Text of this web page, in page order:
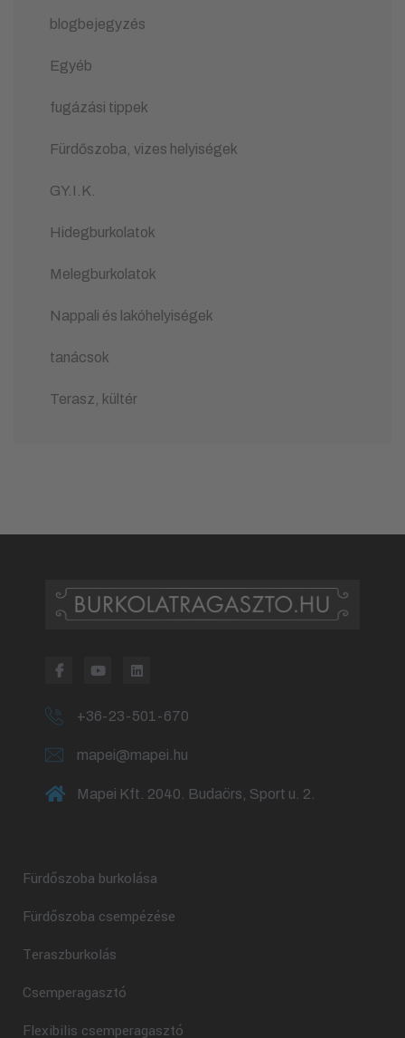
blogbejegyzés
Egyéb
fugázási tippek
Fürdőszoba, vizes helyiségek
GY.I.K.
Hidegburkolatok
Melegburkolatok
Nappali és lakóhelyiségek
tanácsok
Terasz, kültér
+36-23-501-670
mapei@mapei.hu
Mapei Kft. 2040. Budaörs, Sport u. 2.
Fürdőszoba burkolása
Fürdőszoba csempézése
Teraszburkolás
Csemperagasztó
Flexibilis csemperagasztó